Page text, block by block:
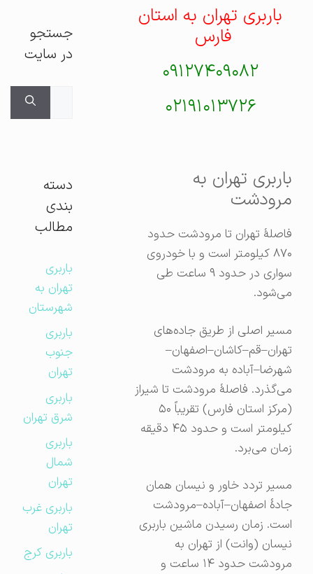
باربری تهران به استان
فارس
۰۹۱۲۷۴۰۹۰۸۲
۰۲۱۹۱۰۱۳۷۲۶
باربری تهران به
مرودشت
فاصلهٔ تهران تا مرودشت حدود
۸۷۰ کیلومتر است و با خودروی
سواری در حدود ۹ ساعت طی
می‌شود.
مسیر اصلی از طریق جاده‌های
تهران–قم–کاشان–اصفهان–
شهرضا–آباده به مرودشت
می‌گذرد. فاصلهٔ مرودشت تا شیراز
(مرکز استان فارس) تقریباً ۵۰
کیلومتر است و حدود ۴۵ دقیقه
زمان می‌برد.
مسیر تردد خاور و نیسان همان
جادهٔ اصفهان–آباده–مرودشت
است. زمان رسیدن ماشین باربری
نیسان (وانت) از تهران به
مرودشت حدود ۱۴ ساعت و
جستجو
در سایت
دسته
بندی
مطالب
باربری
تهران به
شهرستان
باربری
جنوب
تهران
باربری
شرق تهران
باربری
شمال
تهران
باربری غرب
تهران
باربری کرج